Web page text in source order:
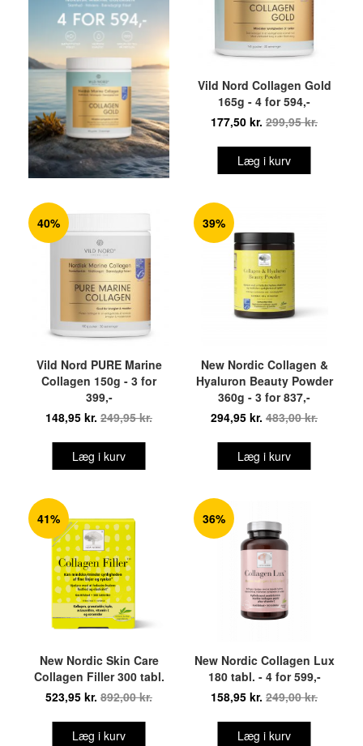
Vild Nord Collagen Gold
165g - 4 for 594,-
177,50 kr. 299,95 kr.
Læg i kurv
40%
Vild Nord PURE Marine
Collagen 150g - 3 for
399,-
148,95 kr. 249,95 kr.
Læg i kurv
39%
New Nordic Collagen &
Hyaluron Beauty Powder
360g - 3 for 837,-
294,95 kr. 483,00 kr.
Læg i kurv
41%
New Nordic Skin Care
Collagen Filler 300 tabl.
523,95 kr. 892,00 kr.
Læg i kurv
36%
New Nordic Collagen Lux
180 tabl. - 4 for 599,-
158,95 kr. 249,00 kr.
Læg i kurv